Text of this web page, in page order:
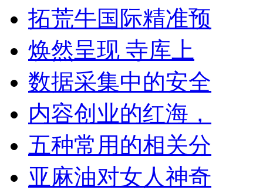
拓荒牛国际精准预
焕然呈现 寺库上
数据采集中的安全
内容创业的红海，
五种常用的相关分
亚麻油对女人神奇